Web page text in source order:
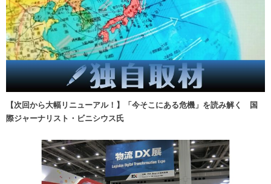
【次回から大幅リニューアル！】「今そこにある危機」を読み解く 国
際ジャーナリスト・ビニシウス氏